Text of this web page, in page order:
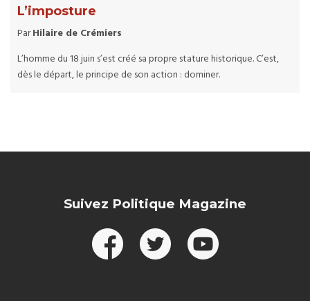
L’imposture
ParHilaire de Crémiers
L’homme du 18 juin s’est créé sa propre stature historique. C’est,
dès le départ, le principe de son action : dominer.
Suivez Politique Magazine